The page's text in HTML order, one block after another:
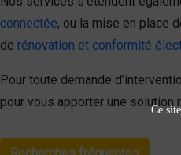
connectée, ou la mise en place
de rénovation et conformité
Pour toute demande
pour vous apporter une
Ce